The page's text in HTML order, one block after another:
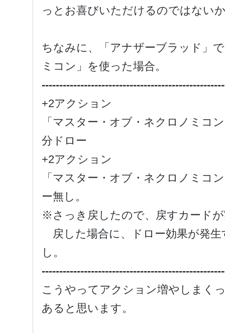
っとお喜びいただけるのではない
ちなみに、「アナザーブラッド」
ミコン」を使った場合。
+2アクション
「マスター・オブ・ネクロノミコ
分ドロー
+2アクション
「マスター・オブ・ネクロノミコ
ー無し。
※さっき戻したので、戻すカード
戻した場合に、ドロー効果が発
し。
こうやってアクション増やしまく
あると思います。